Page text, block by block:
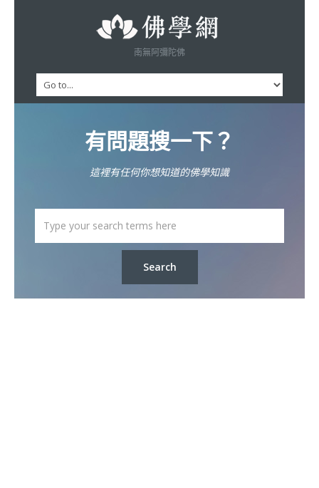
南無阿彌陀佛
有問題搜一下？
這裡有任何你想知道的佛學知識